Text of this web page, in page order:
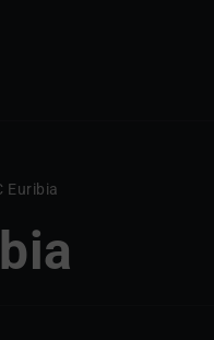
Euribia